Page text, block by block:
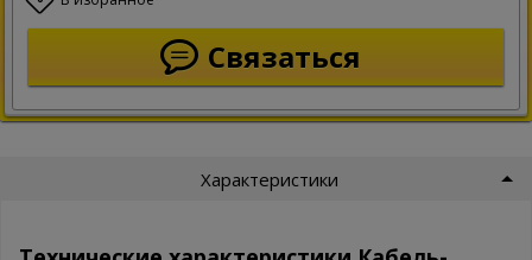
Связаться
Характеристики